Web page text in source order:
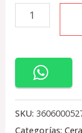
SKU:
Categorías: